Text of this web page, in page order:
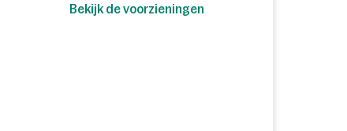
Bekijk de voorzieningen